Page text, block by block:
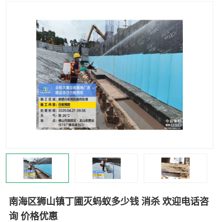
南海区狮山镇丁圃灭蚂蚁多少钱 消杀 欢迎电话咨
询 价格优惠
佛山灭白蚁公司 佛山杀虫公司
佛山除四害公司 灭鼠
灭蜱虫
灭苍蝇 灭跳蚤
灭蚊虫 灭蟑螂
害虫防治 灭杀害虫